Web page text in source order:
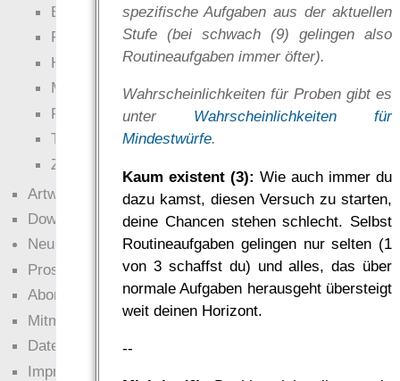
spezifische Aufgaben aus der aktuellen
Stufe (bei schwach (9) gelingen also
Routineaufgaben immer öfter).
Wahrscheinlichkeiten für Proben gibt es
unter Wahrscheinlichkeiten für
Mindestwürfe.
Kaum existent (3): Wie auch immer du
dazu kamst, diesen Versuch zu starten,
deine Chancen stehen schlecht. Selbst
Routineaufgaben gelingen nur selten (1
von 3 schaffst du) und alles, das über
normale Aufgaben herausgeht übersteigt
weit deinen Horizont.
--
EWS-X
Freihändler
Hinter der Welt
Magie
RaumZeit
Technophob
Zettel-RPG
Artwork
Downloads
Neuigkeiten
Prosa
Abonnieren
Mitmachen
Datenschutz
Impressum